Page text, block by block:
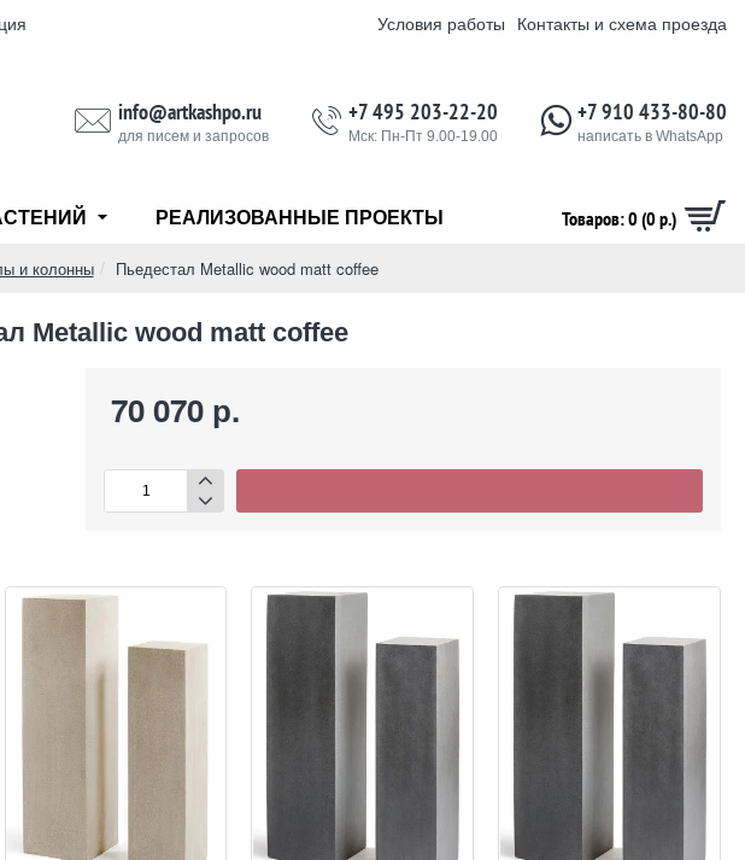
Условия работы Контакты и схема проезда
info@artkashpo.ru
для писем и запросов
+7 495 203-22-20
Мск: Пн-Пт 9.00-19.00
+7 910 433-80-80
написать в WhatsApp
РЕАЛИЗОВАННЫЕ ПРОЕКТЫ Товаров: 0 (0 р.)
и колонны Пьедестал Metallic wood matt coffee
Metallic wood matt coffee
70 070 р.